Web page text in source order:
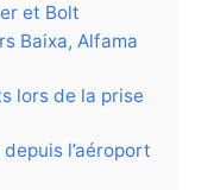
et Bolt
Baixa, Alfama
lors de la prise
l’aéroport